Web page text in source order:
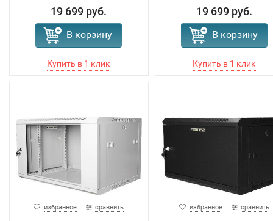
19 699 руб.
В корзину
19 699 руб.
В корзину
избранное сравнить избранное сравнить